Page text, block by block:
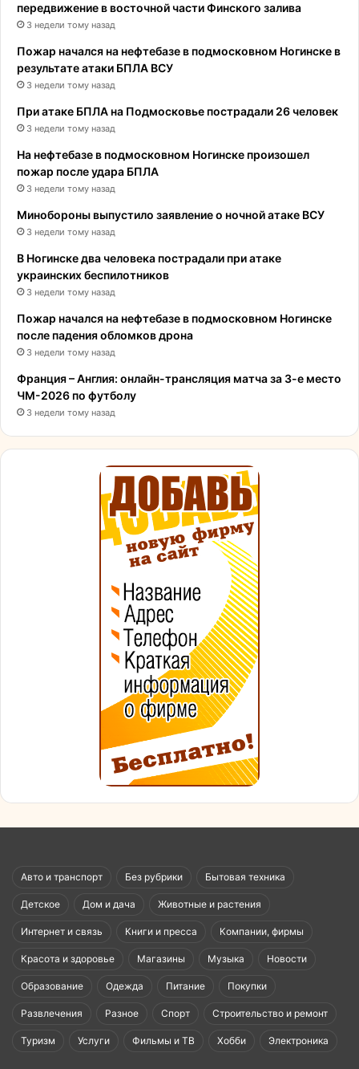
передвижение в восточной части Финского залива
3 недели тому назад
Пожар начался на нефтебазе в подмосковном Ногинске в
результате атаки БПЛА ВСУ
3 недели тому назад
При атаке БПЛА на Подмосковье пострадали 26 человек
3 недели тому назад
На нефтебазе в подмосковном Ногинске произошел
пожар после удара БПЛА
3 недели тому назад
Минобороны выпустило заявление о ночной атаке ВСУ
3 недели тому назад
В Ногинске два человека пострадали при атаке
украинских беспилотников
3 недели тому назад
Пожар начался на нефтебазе в подмосковном Ногинске
после падения обломков дрона
3 недели тому назад
Франция – Англия: онлайн-трансляция матча за 3-е место
ЧМ-2026 по футболу
3 недели тому назад
Авто и транспорт Без рубрики Бытовая техника
Детское Дом и дача Животные и растения
Интернет и связь Книги и пресса Компании, фирмы
Красота и здоровье Магазины Музыка Новости
Образование Одежда Питание Покупки
Развлечения Разное Спорт Строительство и ремонт
Туризм Услуги Фильмы и ТВ Хобби Электроника